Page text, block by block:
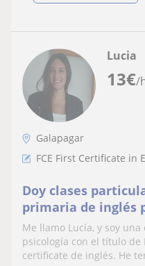
13€/
Lucia
Galapagar
FCE First Certificate in
Doy clases
primaria de inglés
también de
castellana
Me llamo Lucía, y soy
psicología con el título de
certificate de inglés. He